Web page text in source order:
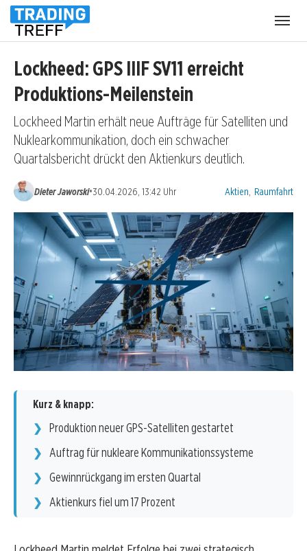
Lockheed: GPS IIIF SV11 erreicht
Produktions-Meilenstein
Lockheed Martin erhält neue Aufträge für Satelliten und
Nuklearkommunikation, doch ein schwacher
Quartalsbericht drückt den Aktienkurs deutlich.
Dieter Jaworski•30.04.2026, 13:42 Uhr Kategorien:
Aktien Raumfahrt
Kurz & knapp:
Produktion neuer GPS-Satelliten gestartet
Auftrag für nukleare Kommunikationssysteme
Gewinnrückgang im ersten Quartal
Aktienkurs fiel um 17 Prozent